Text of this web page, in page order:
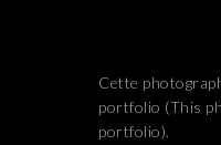
Cette
portfolio (This
portfolio).